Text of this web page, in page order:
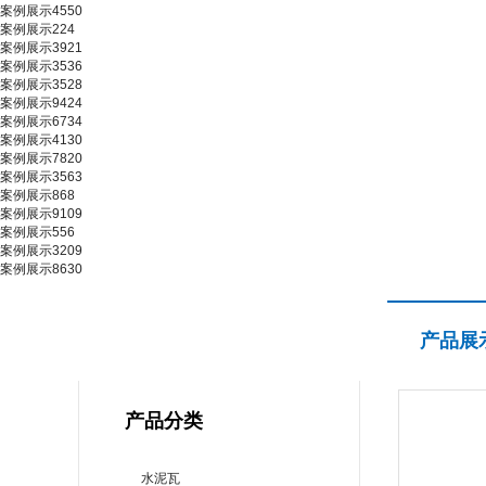
案例展示4550
案例展示224
案例展示3921
案例展示3536
案例展示3528
案例展示9424
案例展示6734
案例展示4130
案例展示7820
案例展示3563
案例展示868
案例展示9109
案例展示556
案例展示3209
案例展示8630
产品分类
水泥瓦
产品展